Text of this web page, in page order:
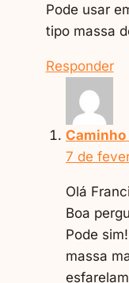
SEU
NEGÓCIO)
Pode usar
tipo massa
Responder
Caminho
7 de
Olá
Boa
Pode
massa